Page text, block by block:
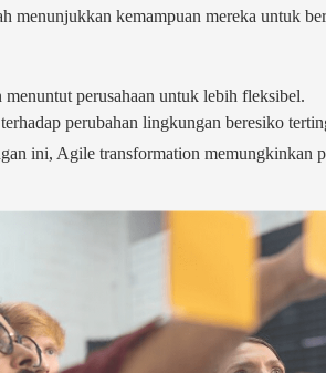
menunjukkan kemampuan mereka untuk
perusahaan untuk lebih fleksibel.
perubahan lingkungan beresiko
ini, Agile transformation memungkinkan